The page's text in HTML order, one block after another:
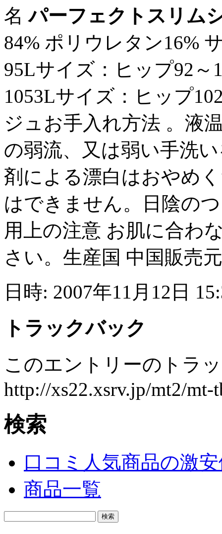
名パーフェクトスリム
84% ポリウレタン16%
95Lサイズ：ヒップ92
1053Lサイズ：ヒップ
ジュお手入れ方法 。液
の弱流、又は弱い手洗
剤による漂白はおやめ
はできません。日陰の
用上の注意 お肌に合わ
さい。生産国 中国販売
日時: 2007年11月12日
トラックバック
このエントリーのトラ
http://xs22.xsrv.jp/mt2/mt-
検索
口コミ人気商品の激
商品一覧